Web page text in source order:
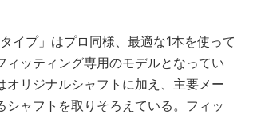
タイプ」はプロ同様、最適な1本を使って
ィッティング専用のモデルとなってい
オリジナルシャフトに加え、主要メー
シャフトを取りそろえている。フィッ